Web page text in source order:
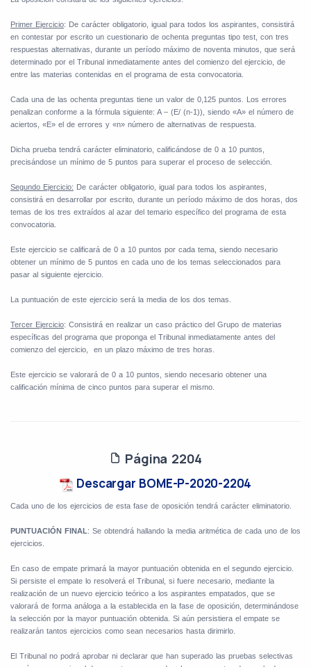
Primer Ejercicio: De carácter obligatorio, igual para todos los aspirantes, consistirá
en contestar por escrito un cuestionario de ochenta preguntas tipo test, con tres
respuestas alternativas, durante un período máximo de noventa minutos, que será
determinado por el Tribunal inmediatamente antes del comienzo del ejercicio, de
entre las materias contenidas en el programa de esta convocatoria.
Cada una de las ochenta preguntas tiene un valor de 0,125 puntos. Los errores
penalizan conforme a la fórmula siguiente: A – (E/ (n-1)), siendo «A» el número de
aciertos, «E» el de errores y «n» número de alternativas de respuesta.
Dicha prueba tendrá carácter eliminatorio, calificándose de 0 a 10 puntos,
precisándose un mínimo de 5 puntos para superar el proceso de selección.
Segundo Ejercicio: De carácter obligatorio, igual para todos los aspirantes,
consistirá en desarrollar por escrito, durante un período máximo de dos horas, dos
temas de los tres extraídos al azar del temario específico del programa de esta
convocatoria.
Este ejercicio se calificará de 0 a 10 puntos por cada tema, siendo necesario
obtener un mínimo de 5 puntos en cada uno de los temas seleccionados para
pasar al siguiente ejercicio.
La puntuación de este ejercicio será la media de los dos temas.
Tercer Ejercicio: Consistirá en realizar un caso práctico del Grupo de materias
específicas del programa que proponga el Tribunal inmediatamente antes del
comienzo del ejercicio,
en un plazo máximo de tres horas.
Este ejercicio se valorará de 0 a 10 puntos, siendo necesario obtener una
calificación mínima de cinco puntos para superar el mismo.
Página 2204
Descargar BOME-P-2020-2204
Cada uno de los ejercicios de esta fase de oposición tendrá carácter eliminatorio.
PUNTUACIÓN FINAL: Se obtendrá hallando la media aritmética de cada uno de los
ejercicios.
En caso de empate primará la mayor puntuación obtenida en el segundo ejercicio.
Si persiste el empate lo resolverá el Tribunal, si fuere necesario, mediante la
realización de un nuevo ejercicio teórico a los aspirantes empatados, que se
valorará de forma análoga a la establecida en la fase de oposición, determinándose
la selección por la mayor puntuación obtenida. Si aún persistiera el empate se
realizarán tantos ejercicios como sean necesarios hasta dirimirlo.
El Tribunal no podrá aprobar ni declarar que han superado las pruebas selectivas